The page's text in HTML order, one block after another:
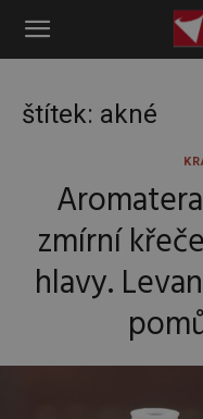
Instinkt
štítek: akné
zmírní
hlavy.